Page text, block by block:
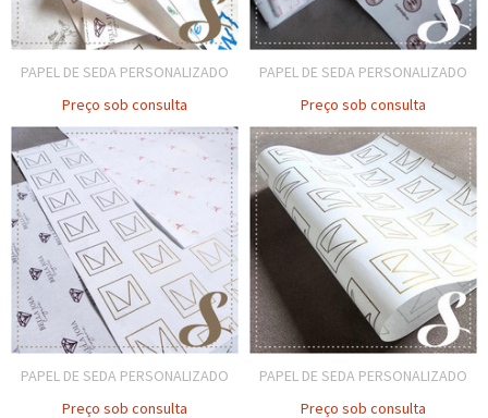
PAPEL DE SEDA PERSONALIZADO
Preço sob consulta
PAPEL DE SEDA PERSONALIZADO
Preço sob consulta
PAPEL DE SEDA PERSONALIZADO
Preço sob consulta
PAPEL DE SEDA PERSONALIZADO
Preço sob consulta